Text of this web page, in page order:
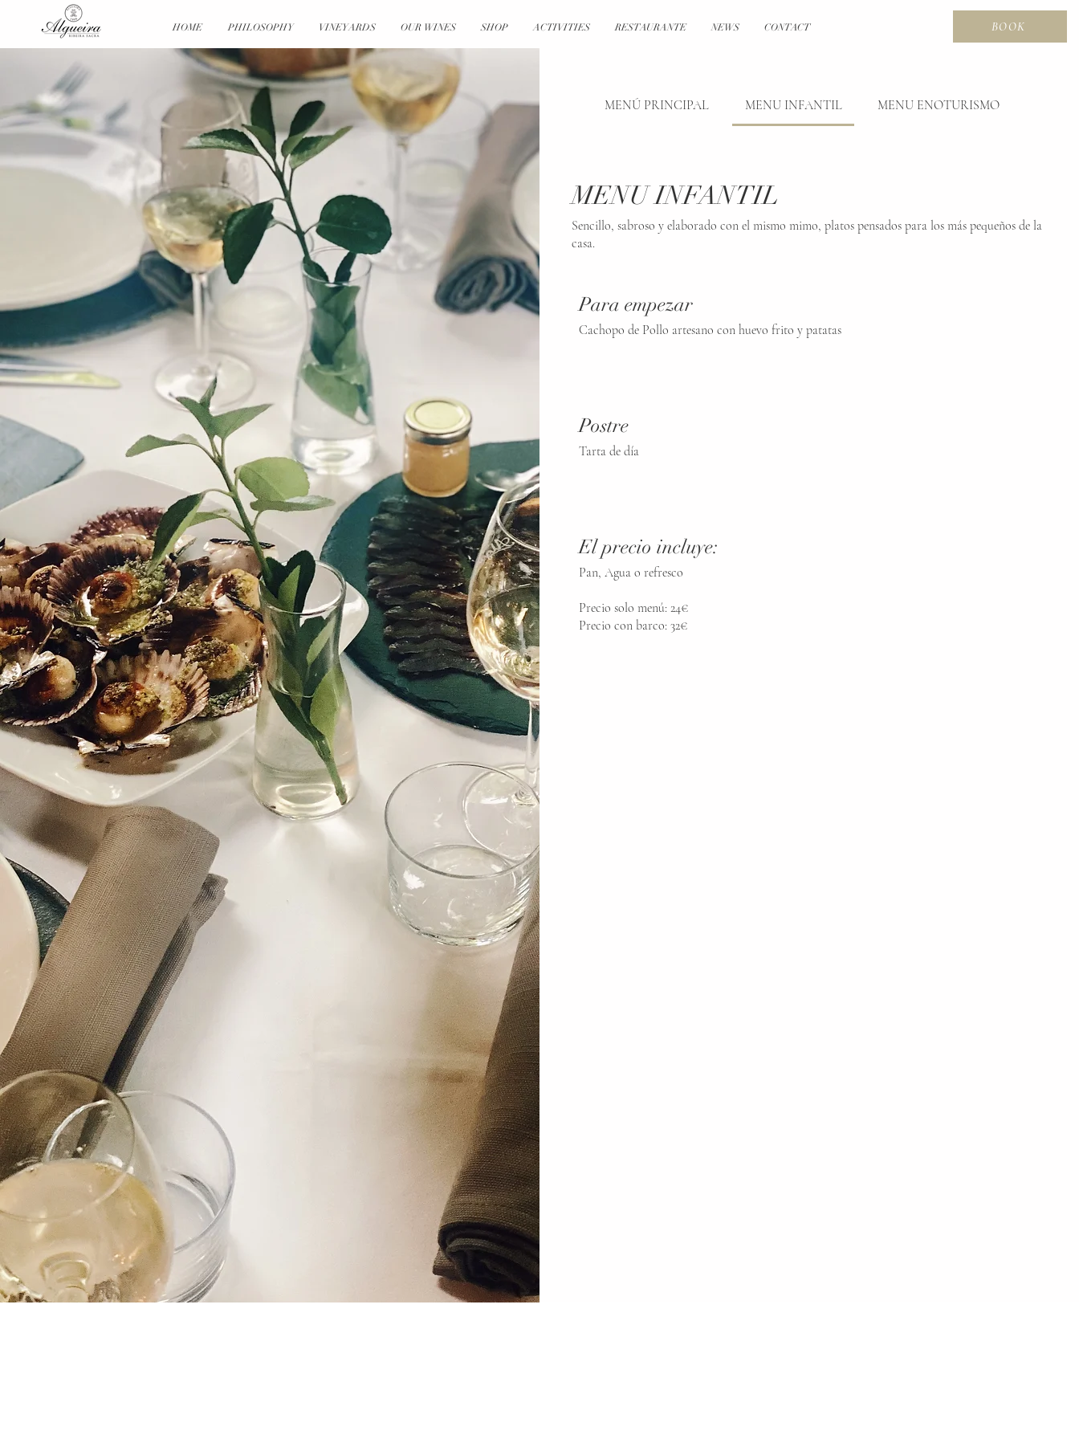
HOME PHILOSOPHY VINEYARDS OUR WINES SHOP ACTIVITIES RESTAURANTE NEWS CONTACT BOOK
MENÚ PRINCIPAL MENU INFANTIL MENU ENOTURISMO
MENU INFANTIL
Sencillo, sabroso y elaborado con el mismo mimo, platos pensados para los más pequeños de la
casa.
Para empezar
Cachopo de Pollo artesano con huevo frito y patatas
Postre
Tarta de día
El precio incluye:
Pan, Agua o refresco
Precio solo menú: 24€
Precio con barco: 32€